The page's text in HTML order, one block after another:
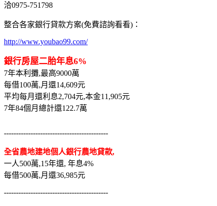
洽0975-751798
整合各家銀行貸款方案(免費諮詢看看)：
http://www.youbao99.com/
銀行房屋二胎年息6%
7年本利攤,最高9000萬
每借100萬,月還14,609元
平均每月還利息2,704元,本金11,905元
7年84個月總計還122.7萬
-------------------------------------------
全省農地建地個人銀行農地貸款,
一人500萬,15年還, 年息4%
每借500萬,月還36,985元
-------------------------------------------